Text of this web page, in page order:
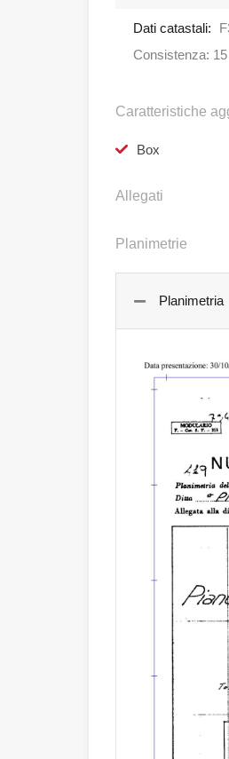
Dati catastali:
Consistenza:
Caratteristiche
Box
Allegati
Planimetrie
Planimetria